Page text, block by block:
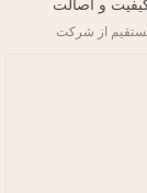
و اصالت
از شرکت